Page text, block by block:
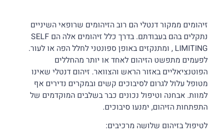
זיהומים ממקור דנטלי הם רוב הזיהומים שרופאי השיניים
נתקלים בהם בעבודתם. בדרך כלל זיהומים אלה הם SELF
LIMITING , ומתנקזים באופן ספונטני לחלל הפה או לעור.
לפעמים מתפשט הזיהום לאחד או יותר מהחללים
הפוטנציאליים באזור הראש והצוואר. זיהום דנטלי שאינו
מטופל עלול לגרום לסיבוכים קשים ובמקרים נדירים אף
למוות. אבחנה וטיפול נכונים כבר בשלבים המוקדמים של
התפתחות הזיהום, ימנעו סיבוכים.
לטיפול בזיהום שלושה מרכיבים: